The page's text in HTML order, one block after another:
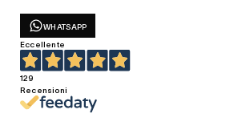
WHATSAPP
Eccellente
129
Recensioni